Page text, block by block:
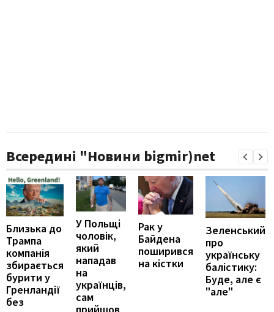
Всередині "Новини bigmir)net
Близька до
Трампа
компанія
збирається
бурити у
Гренландії
без
У Польщі
чоловік,
який
нападав
на
українців,
сам
прийшов
Рак у
Байдена
поширився
на кістки
Зеленський
про
українську
балістику:
Буде, але є
"але"